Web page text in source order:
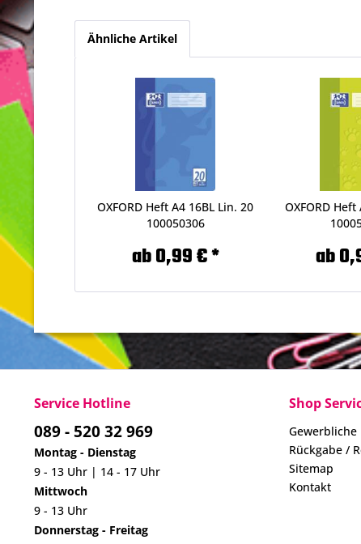
Ähnliche Artikel
OXFORD Heft A4 16BL Lin. 20
100050306
ab 0,99 € *
OXFORD Heft
ab
Service Hotline
089 - 520 32 969
Montag - Dienstag
9 - 13 Uhr | 14 - 17 Uhr
Mittwoch
9 - 13 Uhr
Donnerstag - Freitag
Shop
Gewerbliche
Rückgabe /
Sitemap
Kontakt